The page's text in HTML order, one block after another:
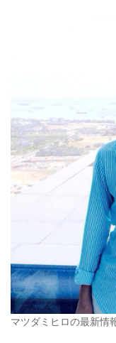
マツダミヒロの最新情